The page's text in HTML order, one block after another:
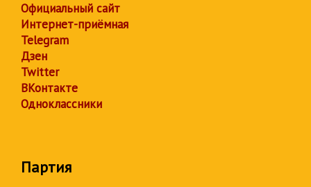
Официальный сайт
Интернет-приёмная
Telegram
Дзен
Twitter
ВКонтакте
Одноклассники
Партия